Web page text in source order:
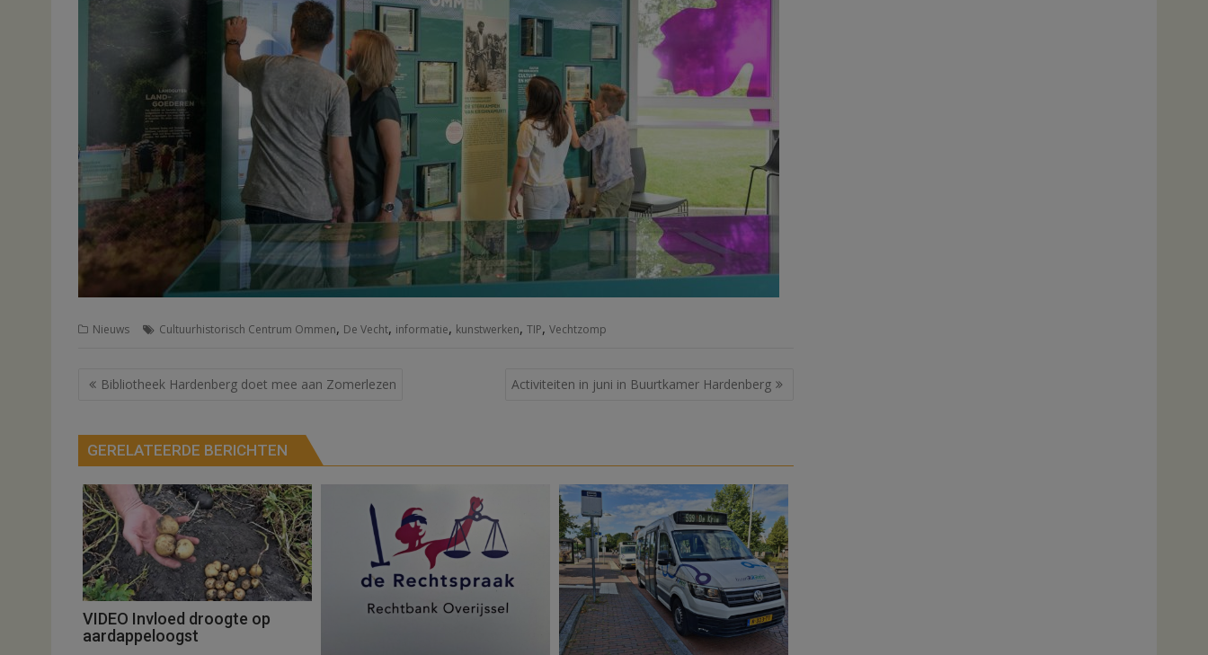
Nieuws Cultuurhistorisch Centrum Ommen, De Vecht, informatie, kunstwerken, TIP, Vechtzomp
Bericht
Bibliotheek Hardenberg doet mee aan Zomerlezen Activiteiten in juni in Buurtkamer Hardenberg
GERELATEERDE BERICHTEN
VIDEO Invloed droogte op
aardappeloogst